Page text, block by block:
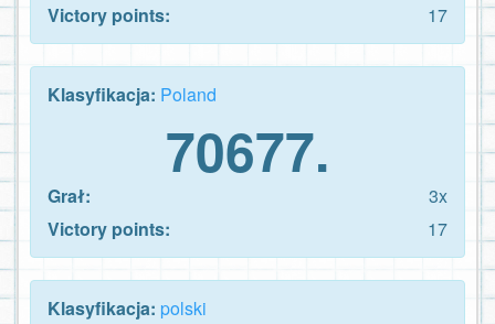
Victory points:
17
Klasyfikacja: Poland
70677.
Grał:
3x
Victory points:
17
Klasyfikacja: polski